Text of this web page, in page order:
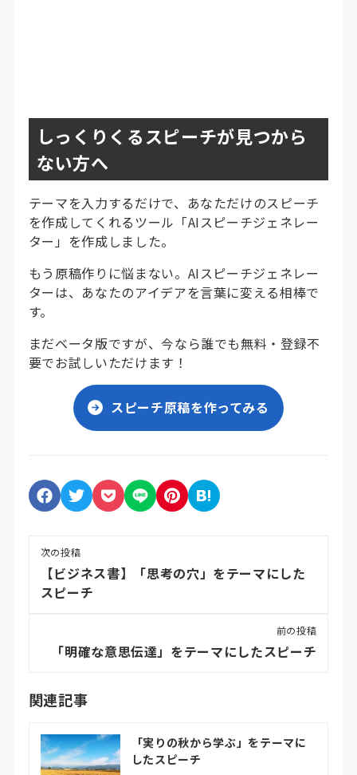
しっくりくるスピーチが見つから
ない方へ
テーマを入力するだけで、あなただけのスピーチ
を作成してくれるツール「AIスピーチジェネレー
ター」を作成しました。
もう原稿作りに悩まない。AIスピーチジェネレー
ターは、あなたのアイデアを言葉に変える相棒で
す。
まだベータ版ですが、今なら誰でも無料・登録不
要でお試しいただけます！
スピーチ原稿を作ってみる
次の投稿
【ビジネス書】「思考の穴」をテーマにした
スピーチ
前の投稿
「明確な意思伝達」をテーマにしたスピーチ
関連記事
「実りの秋から学ぶ」をテーマに
したスピーチ